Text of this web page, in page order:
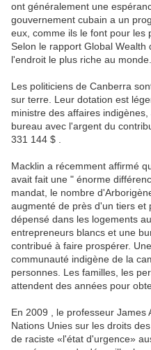
ont généralement une
gouvernement cubain a un
eux, comme ils le font pour les
Selon le rapport Global Wealth
l'endroit le plus riche au monde.
Les politiciens de Canberra
sur terre. Leur dotation est
ministre des affaires
bureau avec l'argent du
331 144 $ .
Macklin a récemment affirmé
avait fait une " énorme
mandat, le nombre
augmenté de près d'un tiers et
dépensé dans les logements
entrepreneurs blancs et une
contribué à faire prospérer.
communauté indigène de la
personnes. Les familles, les
attendent des années pour
En 2009 , le professeur
Nations Unies sur les droits
de raciste «l'état ​​d'urgence»